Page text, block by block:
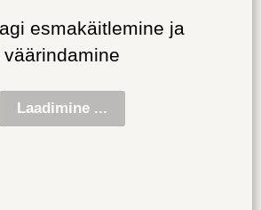
esmakäitlemine ja
väärindamine